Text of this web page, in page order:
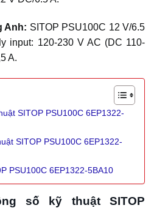
Anh: SITOP PSU100C 12 V/6.5
input: 120-230 V AC (DC 110-
A.
SITOP PSU100C 6EP1322-
SITOP PSU100C 6EP1322-
PSU100C 6EP1322-5BA10
số kỹ thuật SITOP